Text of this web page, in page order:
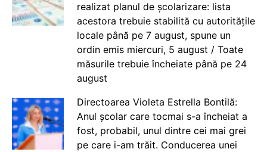
realizat planul de școlarizare: lista
acestora trebuie stabilită cu autoritățile
locale până pe 7 august, spune un
ordin emis miercuri, 5 august / Toate
măsurile trebuie încheiate până pe 24
august
Directoarea Violeta Estrella Bontilă:
Anul școlar care tocmai s-a încheiat a
fost, probabil, unul dintre cei mai grei
pe care i-am trăit. Conducerea unei